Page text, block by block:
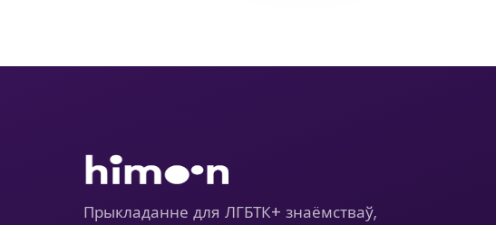
Прыкладанне для ЛГБТК+ знаёмстваў,